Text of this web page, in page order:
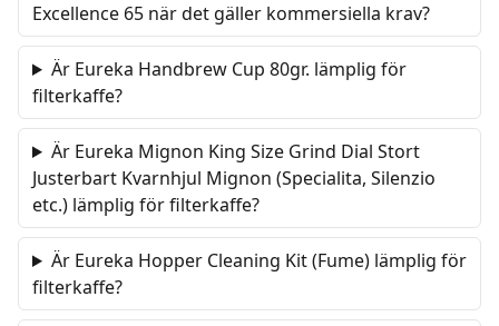
Excellence 65 när det gäller kommersiella krav?
Är Eureka Handbrew Cup 80gr. lämplig för
filterkaffe?
Är Eureka Mignon King Size Grind Dial Stort
Justerbart Kvarnhjul Mignon (Specialita, Silenzio
etc.) lämplig för filterkaffe?
Är Eureka Hopper Cleaning Kit (Fume) lämplig för
filterkaffe?